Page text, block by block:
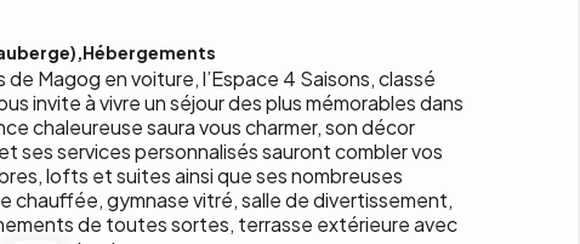
Hébergements
Magog en voiture, l’Espace 4 Saisons, classé
invite à vivre un séjour des plus mémorables dans
chaleureuse saura vous charmer, son décor
ses services personnalisés sauront combler vos
lofts et suites ainsi que ses nombreuses
gymnase vitré, salle de divertissement,
de toutes sortes, terrasse extérieure avec